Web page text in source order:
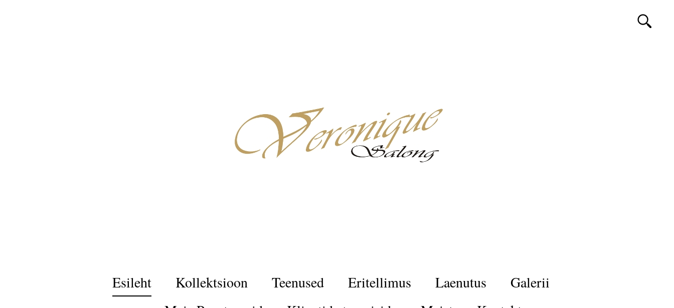
Esileht Kollektsioon Teenused Eritellimus Laenutus
Galerii